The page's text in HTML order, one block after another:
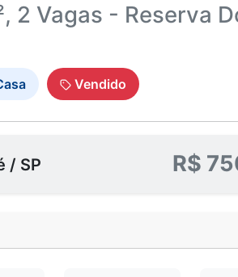
2 Vagas - Reserva
Vendido
/ SP R$